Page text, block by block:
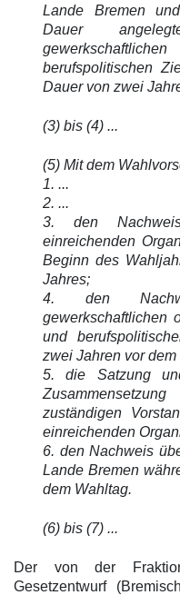
Lande Bremen
Dauer
berufspolitischen
Dauer von zwei
(3) bis (4) ...
(5) Mit dem
1. ...
2. ...
3. den
einreichenden
Beginn des
Jahres;
4. den
gewerkschaftlichen
und
zwei Jahren vor dem
5. die Satzung
zuständigen
einreichenden
6. den Nachweis
Lande Bremen
dem Wahltag.
(6) bis (7) ...
Der von der
Gesetzentwurf